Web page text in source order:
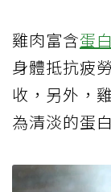
雞肉富含蛋
身體抵抗疲
收，另外，
為清淡的蛋